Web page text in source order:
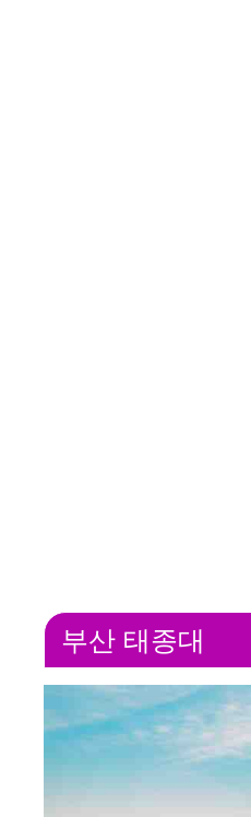
부산 태종대